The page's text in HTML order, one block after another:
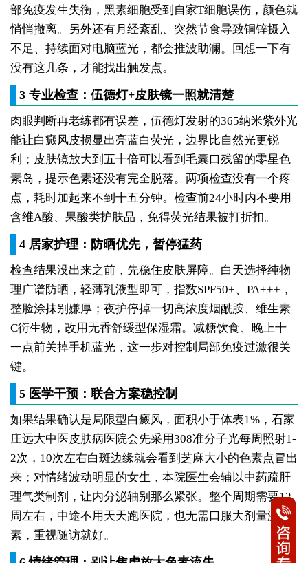
部免疫发生失衡，黑素细胞受到自家T细胞误伤，颜色就
悄悄撤离。另外还有月经紊乱、突然节食导致铜锌摄入
不足、持续面对电脑蓝光，都会推波助澜。回想一下有
没有这几条，才能找出触发点。
3 专业检查：伍德灯+皮肤镜一照就清楚
肉眼判断再老练都有误差，伍德灯发射的365纳米紫外光
能让白癜风皮损显出亮蓝白荧光，边界比自然光更锐
利；皮肤镜放大到五十倍可以看到毛囊口残留的零星色
素岛，提示色素还没有完全脱落。两项检查没有一个疼
点，耗时加起来不到十五分钟。检查前24小时内不要用
含维A酸、果酸类护肤品，免得荧光结果被打折扣。
4 居家护理：防晒优先，暂停猛药
检查结果没出来之前，先稳住皮肤屏障。白天选择纯物
理广谱防晒，轻薄乳液型即可，指数SPF50+、PA+++，
整脸涂抹别嫌厚；夜护停掉一切高浓度烟酰胺、维生素
C衍生物，改用无香舒缓型保湿霜。减糖饮食、晚上十
一点前关掉手机蓝光，这一步对控制局部免疫过激很关
键。
5 医学干预：联合方案稳控制
如果结果确认是局限型白癜风，面积小于体表1%，石家
庄远大中医皮肤病医院会先采用308准分子光每周照射1-
2次，10次左右白斑边缘就会看到芝麻大小的色素点冒出
来；对情绪波动明显的女生，本院医生会辅以中药疏肝
理气类制剂，让内分泌轴别那么紧张。整个周期需要12
周左右，中途不用天天跑医院，也无需口服大剂量激
素，重视随访就好。